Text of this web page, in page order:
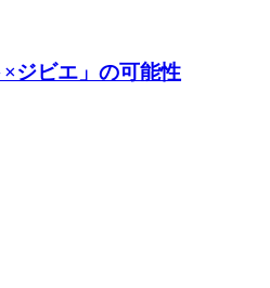
ジビエ」の可能性